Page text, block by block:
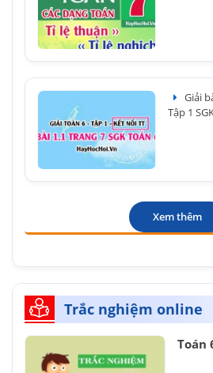
Giải
Tập 1
Xem thêm
Trắc nghiệm online
Toán